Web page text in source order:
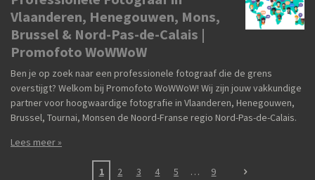
Vlaanderen, Henegouwen, Mons,
Brussel & Nord-Pas-de-Calais |
Promofoto WoWWoW
Ben je op zoek naar een professionele fotograaf die de grens
overstijgt? Welkom bij Promofoto WoWWoW! Wij zijn jouw vakkundige
partner voor hoogwaardige fotografie in Vlaanderen, Henegouwen,
Brussel, Tournai, Monsen de Noord-Franse regio Nord-Pas-de-Calais.
Lees meer »
1 2 3 4 5 9